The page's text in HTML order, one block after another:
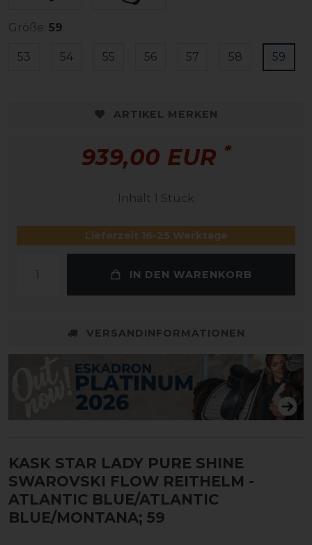
Größe: 59
53 54 55 56 57 58 59
ARTIKEL MERKEN
939,00 EUR *
Inhalt 1 Stück
Lieferzeit 16-25 Werktage
IN DEN WARENKORB
VERSANDINFORMATIONEN
KASK STAR LADY PURE SHINE
SWAROVSKI FLOW REITHELM -
ATLANTIC BLUE/ATLANTIC
BLUE/MONTANA; 59